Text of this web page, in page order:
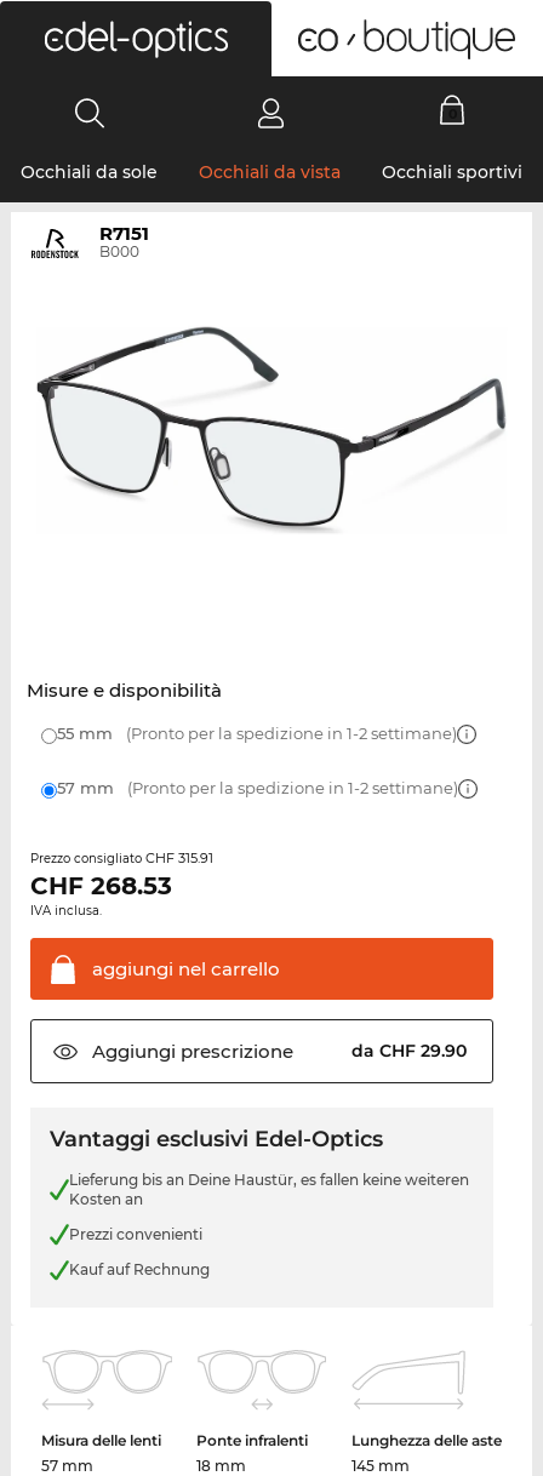
Occhiali da sole Occhiali da vista Occhiali sportivi
R7151
B000
Misure e disponibilità
55 mm (Pronto per la spedizione in 1-2 settimane)
57 mm (Pronto per la spedizione in 1-2 settimane)
Prezzo consigliato CHF 315.91
CHF 268.53
IVA inclusa.
aggiungi nel carrello
Aggiungi prescrizione da CHF 29.90
Vantaggi esclusivi Edel-Optics
Lieferung bis an Deine Haustür, es fallen keine weiteren
Kosten an
Prezzi convenienti
Kauf auf Rechnung
Misura delle lenti
57 mm
Ponte infralenti
18 mm
Lunghezza delle aste
145 mm